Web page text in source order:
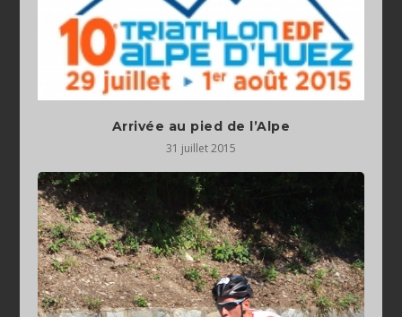
Arrivée au pied de l’Alpe
31 juillet 2015